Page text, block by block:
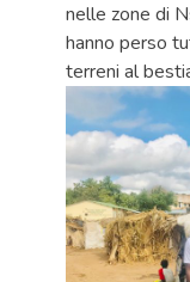
nelle zone di
hanno perso
terreni al